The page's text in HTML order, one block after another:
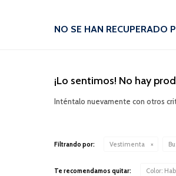
NO SE HAN RECUPERADO
¡Lo sentimos! No hay
Inténtalo nuevamente con otros
Filtrando por: Vestimenta
Te recomendamos quitar: Color: